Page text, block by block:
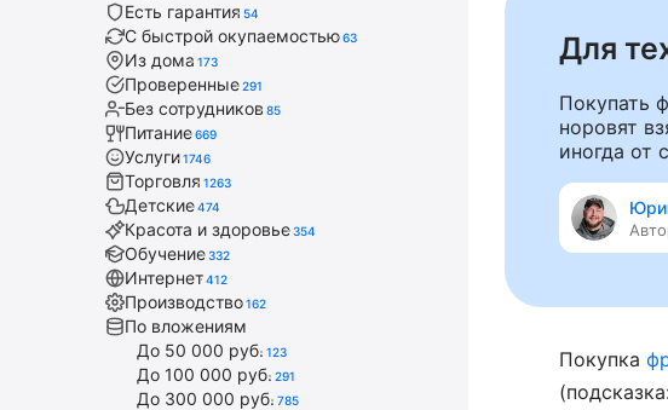
Есть гарантия 54
С быстрой окупаемостью63
Из дома 173
Проверенные291
Без сотрудников 85
Питание669
Услуги1746
Торговля 1263
Детские474
Красота и здоровье354
Обучение332
Интернет412
Производство162
По вложениям
До 50 000 руб. 123
До 100 000 руб. 291
До 300 000 руб. 785
Для
Покупать
норовят
иногда от
Покупка